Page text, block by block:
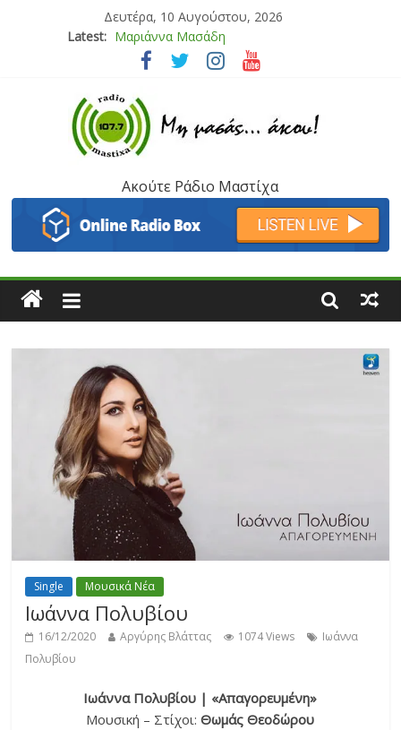
Δευτέρα, 10 Αυγούστου, 2026
Latest: Μαριάννα Μασάδη
Τάνια Μπρεάζου
Μάνος Τρυπιάς & Γιώργος Στρατάκης
Ιορδάνης Αγαπητός
Ακούτε Ράδιο Μαστίχα
Single Μουσικά Νέα
Ιωάννα Πολυβίου
16/12/2020 Αργύρης Βλάττας 1074 Views
Ιωάννα
Πολυβίου
Ιωάννα Πολυβίου | «Απαγορευμένη»
Μουσική – Στίχοι:Θωμάς Θεοδώρου